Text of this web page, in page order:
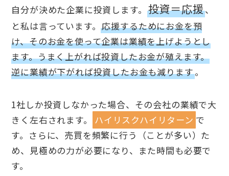
自分が決めた企業に投資します。 投資＝応援、
と私は言っています。応援するためにお金を預
け、そのお金を使って企業は業績を上げようとし
ます。うまく上がれば投資したお金が殖えます。
逆に業績が下がれば投資したお金も減ります。
1社しか投資しなかった場合、その会社の業績で大
きく左右されます。
ハイリスクハイリターン で
す。さらに、売買を頻繁に行う（ことが多い）た
め、見極めの力が必要になり、また時間も必要で
す。